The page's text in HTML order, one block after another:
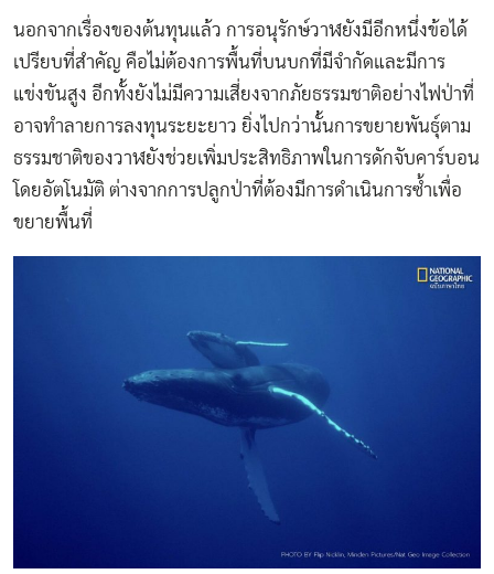
นอกจากเรื่องของต้นทุนแล้ว การอนุรักษ์วาฬยังมีอีกหนึ่งข้อได้
เปรียบที่สำคัญ คือไม่ต้องการพื้นที่บนบกที่มีจำกัดและมีการ
แข่งขันสูง อีกทั้งยังไม่มีความเสี่ยงจากภัยธรรมชาติอย่างไฟป่าที่
อาจทำลายการลงทุนระยะยาว ยิ่งไปกว่านั้นการขยายพันธุ์ตาม
ธรรมชาติของวาฬยังช่วยเพิ่มประสิทธิภาพในการดักจับคาร์บอน
โดยอัตโนมัติ ต่างจากการปลูกป่าที่ต้องมีการดำเนินการซ้ำเพื่อ
ขยายพื้นที่